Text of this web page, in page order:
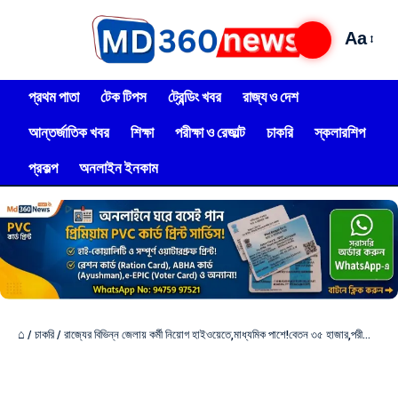
Aa
প্রথম পাতা টেক টিপস ট্রেন্ডিং খবর
রাজ্য ও দেশ
আন্তর্জাতিক খবর
শিক্ষা পরীক্ষা ও রেজাল্ট চাকরি
স্কলারশিপ
প্রকল্প
অনলাইন ইনকাম
⌂ / চাকরি / রাজ্যের বিভিন্ন জেলায় কর্মী নিয়োগ হাইওয়েতে,মাধ্যমিক পাশে!বেতন ৩৫ হাজার,পরীক্ষা ছাড়াই নিয়োগ!